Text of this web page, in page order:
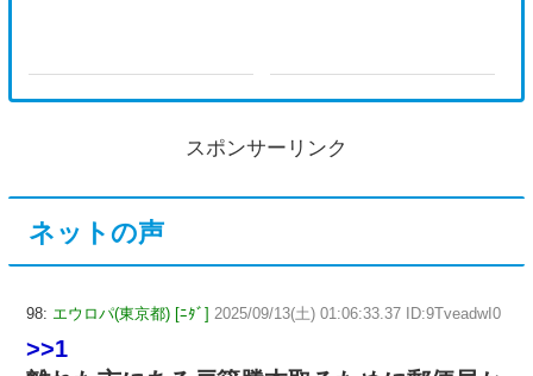
スポンサーリンク
ネットの声
98: エウロパ(東京都) [ﾆﾀﾞ] 2025/09/13(土) 01:06:33.37 ID:9TveadwI0
>>1